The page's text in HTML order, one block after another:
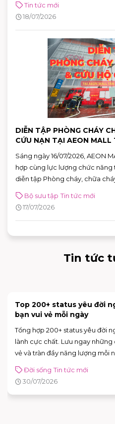
mang đến những trải nghiệm
đa dạng cho khách hàng.
Tin tức mới
18/07/2026
DIỄN TẬP PHÒNG CHÁY
CỨU NẠN TẠI AEON MALL
Sáng ngày 16/07/2026, AEON
hợp cùng lực lượng chức
diễn tập Phòng cháy, chữa
huống khẩn cấp, khẳng định
mua sắm, vui chơi và giải trí an
Bộ sưu tập Tin tức mới
17/07/2026
Tin tức
[NÂNG CẤP CỬA HÀNG]
CHÍNH THỨC MỞ BÁN
Trải nghiệm không gian mới
hot lên đến 50% tại INOCHI
Tin tức mới
31/07/2026